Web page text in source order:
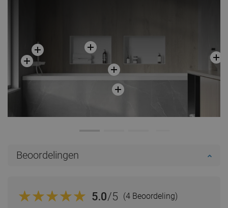
Beoordelingen
5.0/5 (4 Beoordeling)